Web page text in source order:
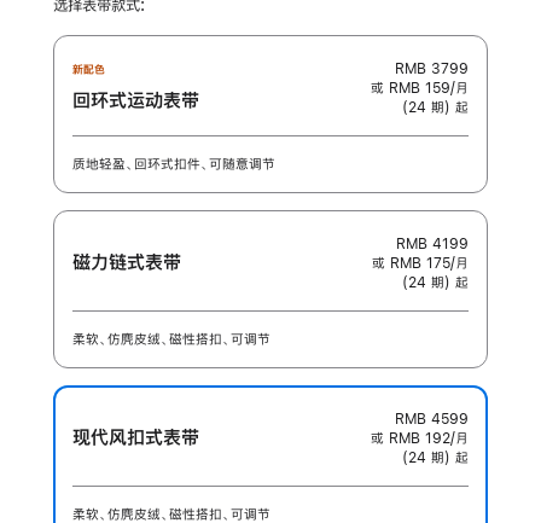
选择表带款式:
新配色
回环式运动表带
RMB 3799
或 RMB 159/月
(24 期) 起
质地轻盈、回环式扣件、可随意调节
磁力链式表带
RMB 4199
或 RMB 175/月
(24 期) 起
柔软、仿麂皮绒、磁性搭扣、可调节
现代风扣式表带
RMB 4599
或 RMB 192/月
(24 期) 起
柔软、仿麂皮绒、磁性搭扣、可调节